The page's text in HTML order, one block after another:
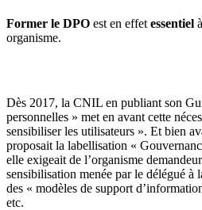
Former le DPO est en effet essentiel
organisme.
Dès 2017, la CNIL en publiant son
personnelles » met en avant cette
sensibiliser les utilisateurs ». Et bien
proposait la labellisation «
elle exigeait de l’organisme
sensibilisation menée par le délégué à
des « modèles de support
etc.